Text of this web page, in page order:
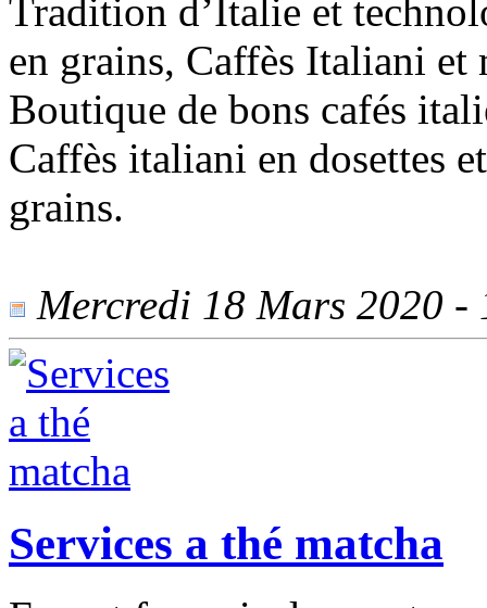
Tradition d’Italie et
en grains, Caffès Italiani et
Boutique de bons cafés
Caffès italiani en dosettes
grains.
Mercredi 18 Mars 2020 -
Services a thé matcha